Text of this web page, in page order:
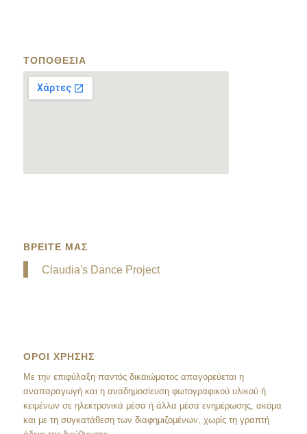
ΤΟΠΟΘΕΣΙΑ
ΒΡΕΙΤΕ ΜΑΣ
Claudia's Dance Project
ΟΡΟΙ ΧΡΗΣΗΣ
Mε την επιφύλαξη παντός δικαιώματος απαγορεύεται η
αναπαραγωγή και η αναδημοσίευση φωτογραφικού υλικού ή
κειμένων σε ηλεκτρονικά μέσα ή άλλα μέσα ενημέρωσης, ακόμα
και με τη συγκατάθεση των διαφημιζομένων, χωρίς τη γραπτή